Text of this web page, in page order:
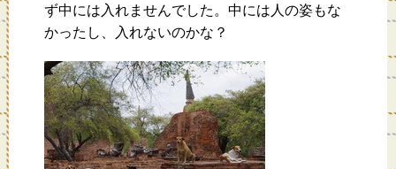
ず中には入れませんでした。中には人の姿もな
かったし、入れないのかな？